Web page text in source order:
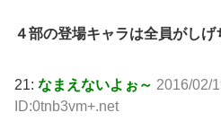
４部の登場キャラは全員がし
21: なまえないよぉ～ 2016/02/
ID:0tnb3vm+.net